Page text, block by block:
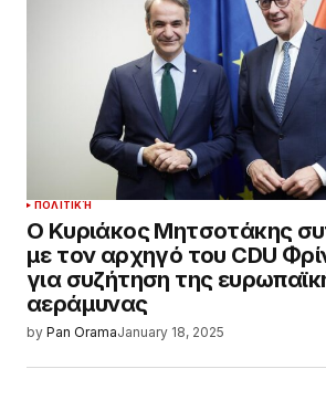
ΠΟΛΙΤΙΚΉ
Ο Κυριάκος Μητσοτάκης
με τον αρχηγό του CDU
για συζήτηση της
αεράμυνας
by Pan OramaJanuary 18, 2025